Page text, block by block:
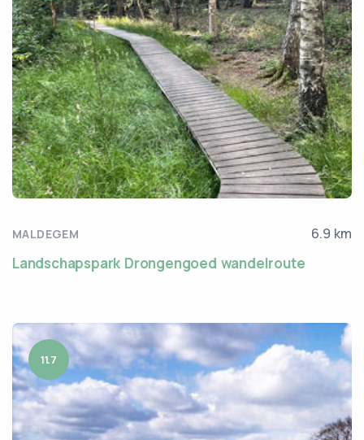
MALDEGEM 6.9 km
Landschapspark Drongengoed wandelroute
11.7